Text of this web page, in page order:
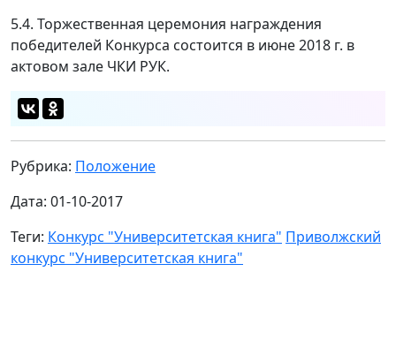
5.4. Торжественная церемония награждения
победителей Конкурса состоится в июне 2018 г. в
актовом зале ЧКИ РУК.
Рубрика: Положение
Дата: 01-10-2017
Теги: Конкурс "Университетская книга" Приволжский
конкурс "Университетская книга"